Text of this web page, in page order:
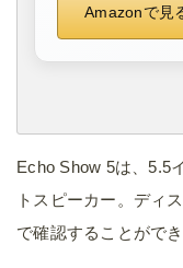
Amazonで見
Echo Show 5は、5.5
トスピーカー。ディ
で確認することができ